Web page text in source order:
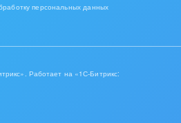
персональных данных
Работает на «1С-Битрикс: